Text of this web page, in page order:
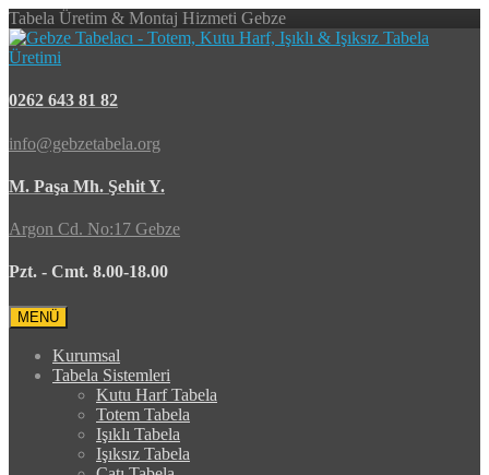
Tabela Üretim & Montaj Hizmeti Gebze
0262 643 81 82
info@gebzetabela.org
M. Paşa Mh. Şehit Y.
Argon Cd. No:17 Gebze
Pzt. - Cmt. 8.00-18.00
MENÜ
Kurumsal
Tabela Sistemleri
Kutu Harf Tabela
Totem Tabela
Işıklı Tabela
Işıksız Tabela